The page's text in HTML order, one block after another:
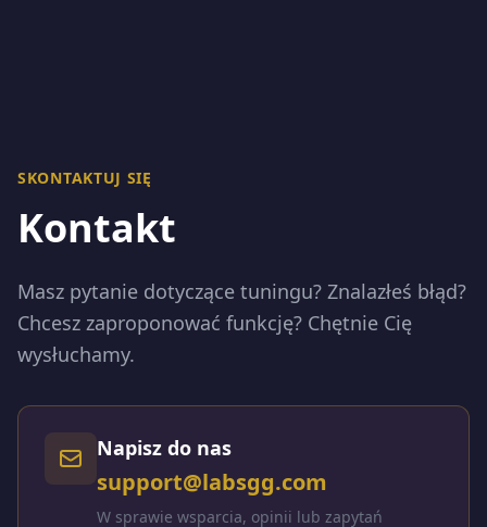
SKONTAKTUJ SIĘ
Kontakt
Masz pytanie dotyczące tuningu? Znalazłeś błąd?
Chcesz zaproponować funkcję? Chętnie Cię
wysłuchamy.
Napisz do nas
support@labsgg.com
W sprawie wsparcia, opinii lub zapytań